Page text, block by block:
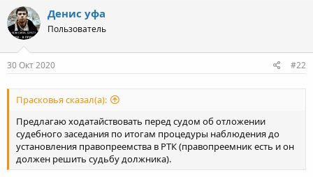
Денис уфа
Пользователь
30 Окт 2020 #22
Прасковья сказал(а):
Предлагаю ходатайствовать перед судом об отложении
судебного заседания по итогам процедуры наблюдения до
установления правопреемства в РТК (правопреемник есть и он
должен решить судьбу должника).